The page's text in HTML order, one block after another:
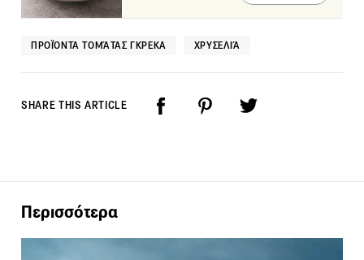
ΠΡΟΪΌΝΤΑ ΤΟΜΆΤΑΣ ΓΚΡΕΚΑ ΧΡΥΣΕΛΙΆ
SHARE THIS ARTICLE
Περισσότερα